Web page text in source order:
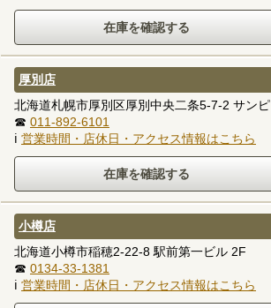
厚別店
北海道札幌市厚別区厚別中央二条5-7-2 サン
☎ 011-892-6101
ℹ 営業時間・店休日・アクセス情報はこちら
小樽店
北海道小樽市稲穂2-22-8 駅前第一ビル 2F
☎ 0134-33-1381
ℹ 営業時間・店休日・アクセス情報はこちら